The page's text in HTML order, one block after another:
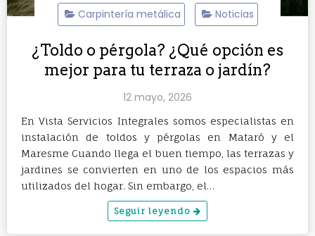
Carpintería metálica Noticias
¿Toldo o pérgola? ¿Qué opción es
mejor para tu terraza o jardín?
12 mayo, 2026
En Vista Servicios Integrales somos especialistas en
instalación de toldos y pérgolas en Mataró y el
Maresme Cuando llega el buen tiempo, las terrazas y
jardines se convierten en uno de los espacios más
utilizados del hogar. Sin embargo, el…
Seguir leyendo